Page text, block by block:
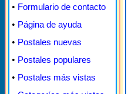
• Formulario de contacto
• Página de ayuda
• Postales nuevas
• Postales populares
• Postales más vistas